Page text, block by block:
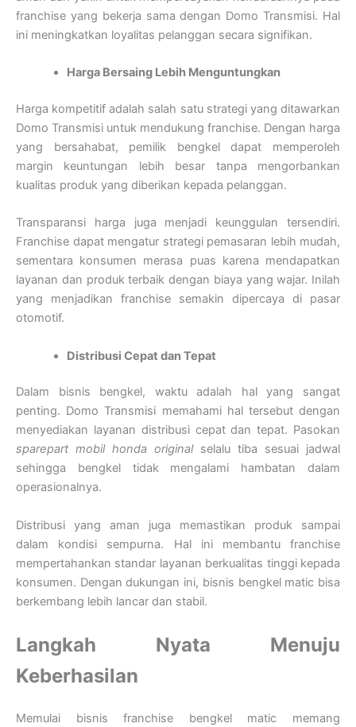
franchise yang bekerja sama dengan Domo Transmisi. Hal
ini meningkatkan loyalitas pelanggan secara signifikan.
Harga Bersaing Lebih Menguntungkan
Harga kompetitif adalah salah satu strategi yang ditawarkan
Domo Transmisi untuk mendukung franchise. Dengan harga
yang bersahabat, pemilik bengkel dapat memperoleh
margin keuntungan lebih besar tanpa mengorbankan
kualitas produk yang diberikan kepada pelanggan.
Transparansi harga juga menjadi keunggulan tersendiri.
Franchise dapat mengatur strategi pemasaran lebih mudah,
sementara konsumen merasa puas karena mendapatkan
layanan dan produk terbaik dengan biaya yang wajar. Inilah
yang menjadikan franchise semakin dipercaya di pasar
otomotif.
Distribusi Cepat dan Tepat
Dalam bisnis bengkel, waktu adalah hal yang sangat
penting. Domo Transmisi memahami hal tersebut dengan
menyediakan layanan distribusi cepat dan tepat. Pasokan
sparepart mobil honda originalselalu tiba sesuai jadwal
sehingga bengkel tidak mengalami hambatan dalam
operasionalnya.
Distribusi yang aman juga memastikan produk sampai
dalam kondisi sempurna. Hal ini membantu franchise
mempertahankan standar layanan berkualitas tinggi kepada
konsumen. Dengan dukungan ini, bisnis bengkel matic bisa
berkembang lebih lancar dan stabil.
Langkah Nyata Menuju
Keberhasilan
Memulai bisnis franchise bengkel matic memang